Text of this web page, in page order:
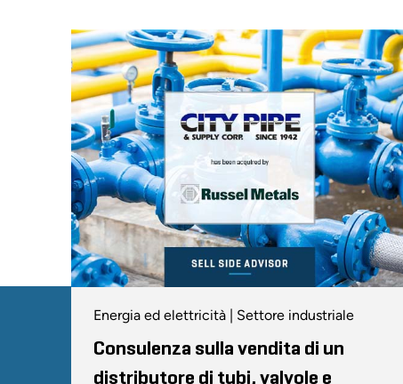
Energia ed elettricità | Settore industriale
Consulenza sulla vendita di un
distributore di tubi, valvole e